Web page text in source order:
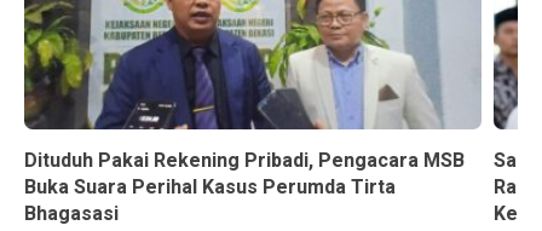
Dituduh Pakai Rekening Pribadi, Pengacara MSB
Buka Suara Perihal Kasus Perumda Tirta
Bhagasasi